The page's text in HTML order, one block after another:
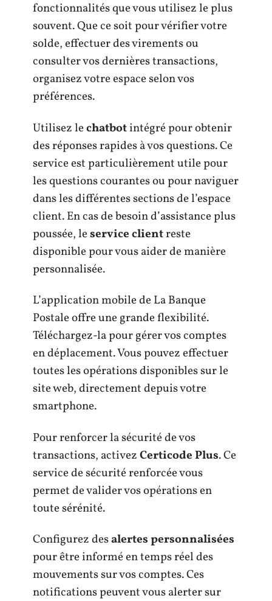
fonctionnalités que vous utilisez le plus
souvent. Que ce soit pour vérifier votre
solde, effectuer des virements ou
consulter vos dernières transactions,
organisez votre espace selon vos
préférences.
Utilisez lechatbotintégré pour obtenir
des réponses rapides à vos questions. Ce
service est particulièrement utile pour
les questions courantes ou pour naviguer
dans les différentes sections de l’espace
client. En cas de besoin d’assistance plus
poussée, leservice clientreste
disponible pour vous aider de manière
personnalisée.
L’application mobile de La Banque
Postale offre une grande flexibilité.
Téléchargez-la pour gérer vos comptes
en déplacement. Vous pouvez effectuer
toutes les opérations disponibles sur le
site web, directement depuis votre
smartphone.
Pour renforcer la sécurité de vos
transactions, activezCerticode Plus. Ce
service de sécurité renforcée vous
permet de valider vos opérations en
toute sérénité.
Configurez desalertes personnalisées
pour être informé en temps réel des
mouvements sur vos comptes. Ces
notifications peuvent vous alerter sur